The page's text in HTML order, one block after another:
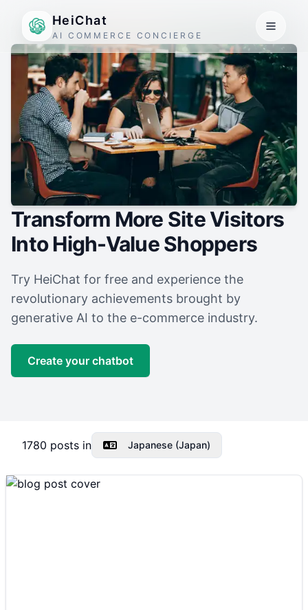
HeiChat
AI COMMERCE CONCIERGE
Transform More Site Visitors
Into High-Value Shoppers
Try HeiChat for free and experience the
revolutionary achievements brought by
generative AI to the e-commerce industry.
Create your chatbot
1780 posts in Japanese (Japan)